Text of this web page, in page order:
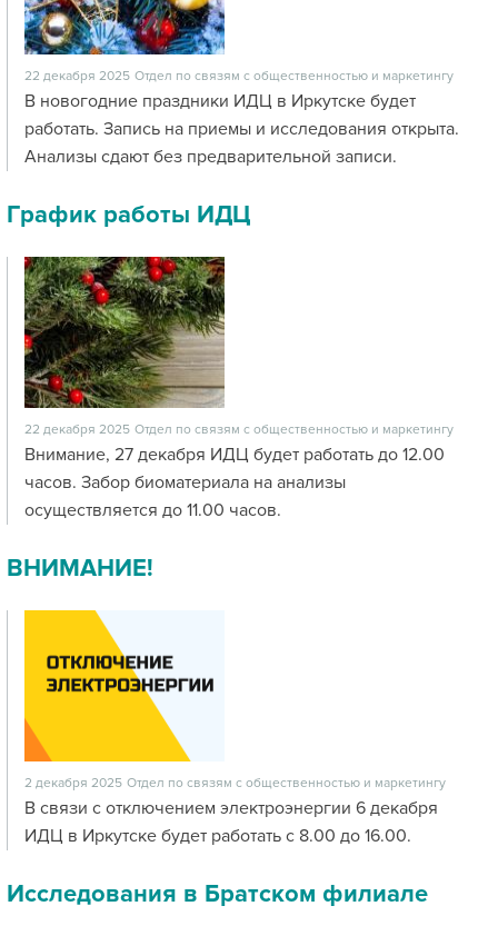
22 декабря 2025 Отдел по связям с общественностью и маркетингу
В новогодние праздники ИДЦ в Иркутске будет
работать. Запись на приемы и исследования открыта.
Анализы сдают без предварительной записи.
График работы ИДЦ
22 декабря 2025 Отдел по связям с общественностью и маркетингу
Внимание, 27 декабря ИДЦ будет работать до 12.00
часов. Забор биоматериала на анализы
осуществляется до 11.00 часов.
ВНИМАНИЕ!
2 декабря 2025 Отдел по связям с общественностью и маркетингу
В связи с отключением электроэнергии 6 декабря
ИДЦ в Иркутске будет работать с 8.00 до 16.00.
Исследования в Братском филиале